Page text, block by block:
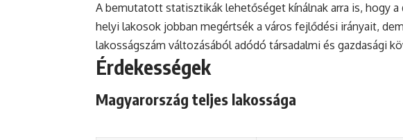
A bemutatott statisztikák lehetőséget kínálnak arra is, hogy
helyi lakosok jobban megértsék a város fejlődési irányait,
lakosságszám változásából adódó társadalmi és gazdasági
Érdekességek
Magyarország teljes lakossága